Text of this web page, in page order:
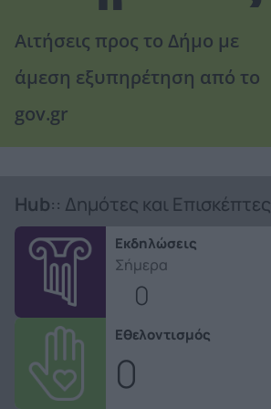
Αιτήσεις προς το Δήμο με
άμεση εξυπηρέτηση από το
gov.gr
Hub:: Δημότες και Επισκέπτες
Εκδηλώσεις
Σήμερα
0
Εθελοντισμός
0